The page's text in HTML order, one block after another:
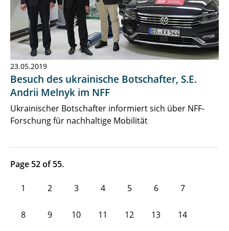
23.05.2019
Besuch des ukrainische Botschafter, S.E.
Andrii Melnyk im NFF
Ukrainischer Botschafter informiert sich über NFF-
Forschung für nachhaltige Mobilität
Page 52 of 55.
1 2 3 4 5 6 7
8 9 10 11 12 13 14